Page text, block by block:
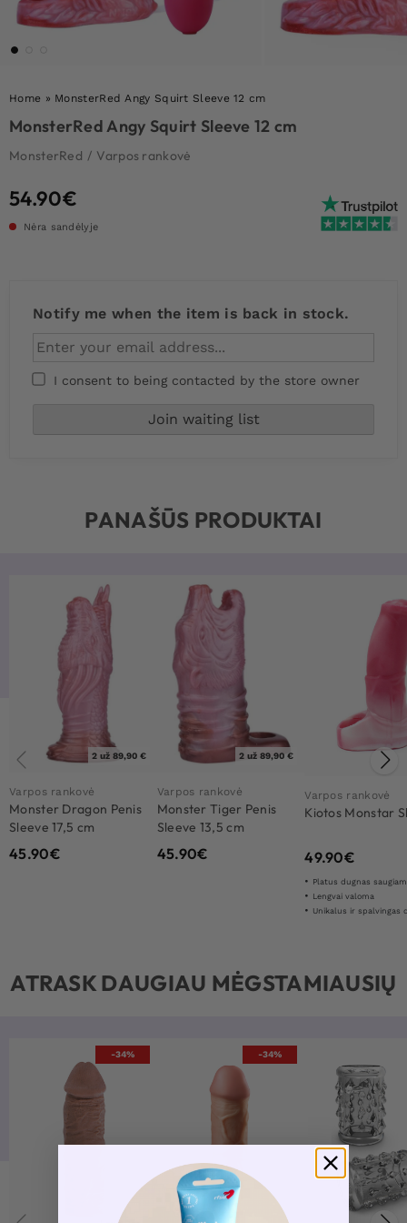
Home » MonsterRed Angy Squirt Sleeve 12 cm
MonsterRed Angy Squirt Sleeve 12 cm
MonsterRed / Varpos rankovė
54.90€
Nėra sandėlyje
Notify me when the item is back in stock.
I consent to being contacted by the store owner
PANAŠŪS PRODUKTAI
2 už 89,90 €
Varpos rankovė
Monster Dragon Penis
Sleeve 17,5 cm
45.90€
2 už 89,90 €
Varpos rankovė
Monster Tiger Penis
Sleeve 13,5 cm
45.90€
Varpos rankovė
Kiotos Monstar
49.90€
Platus dugnas saugiam ir
Lengvai valoma
Unikalus ir spalvingas
ATRASK DAUGIAU MĖGSTAMIAUSIŲ
-34% -34%